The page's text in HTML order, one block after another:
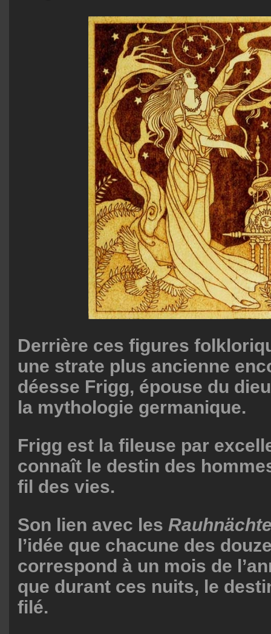
Derrière ces figures
une strate plus ancienne
déesse Frigg, épouse du
la mythologie germanique.
Frigg est la fileuse par
connaît le destin des
fil des vies.
Son lien avec les
l’idée que chacune des
correspond à un mois de
que durant ces nuits, le
filé.